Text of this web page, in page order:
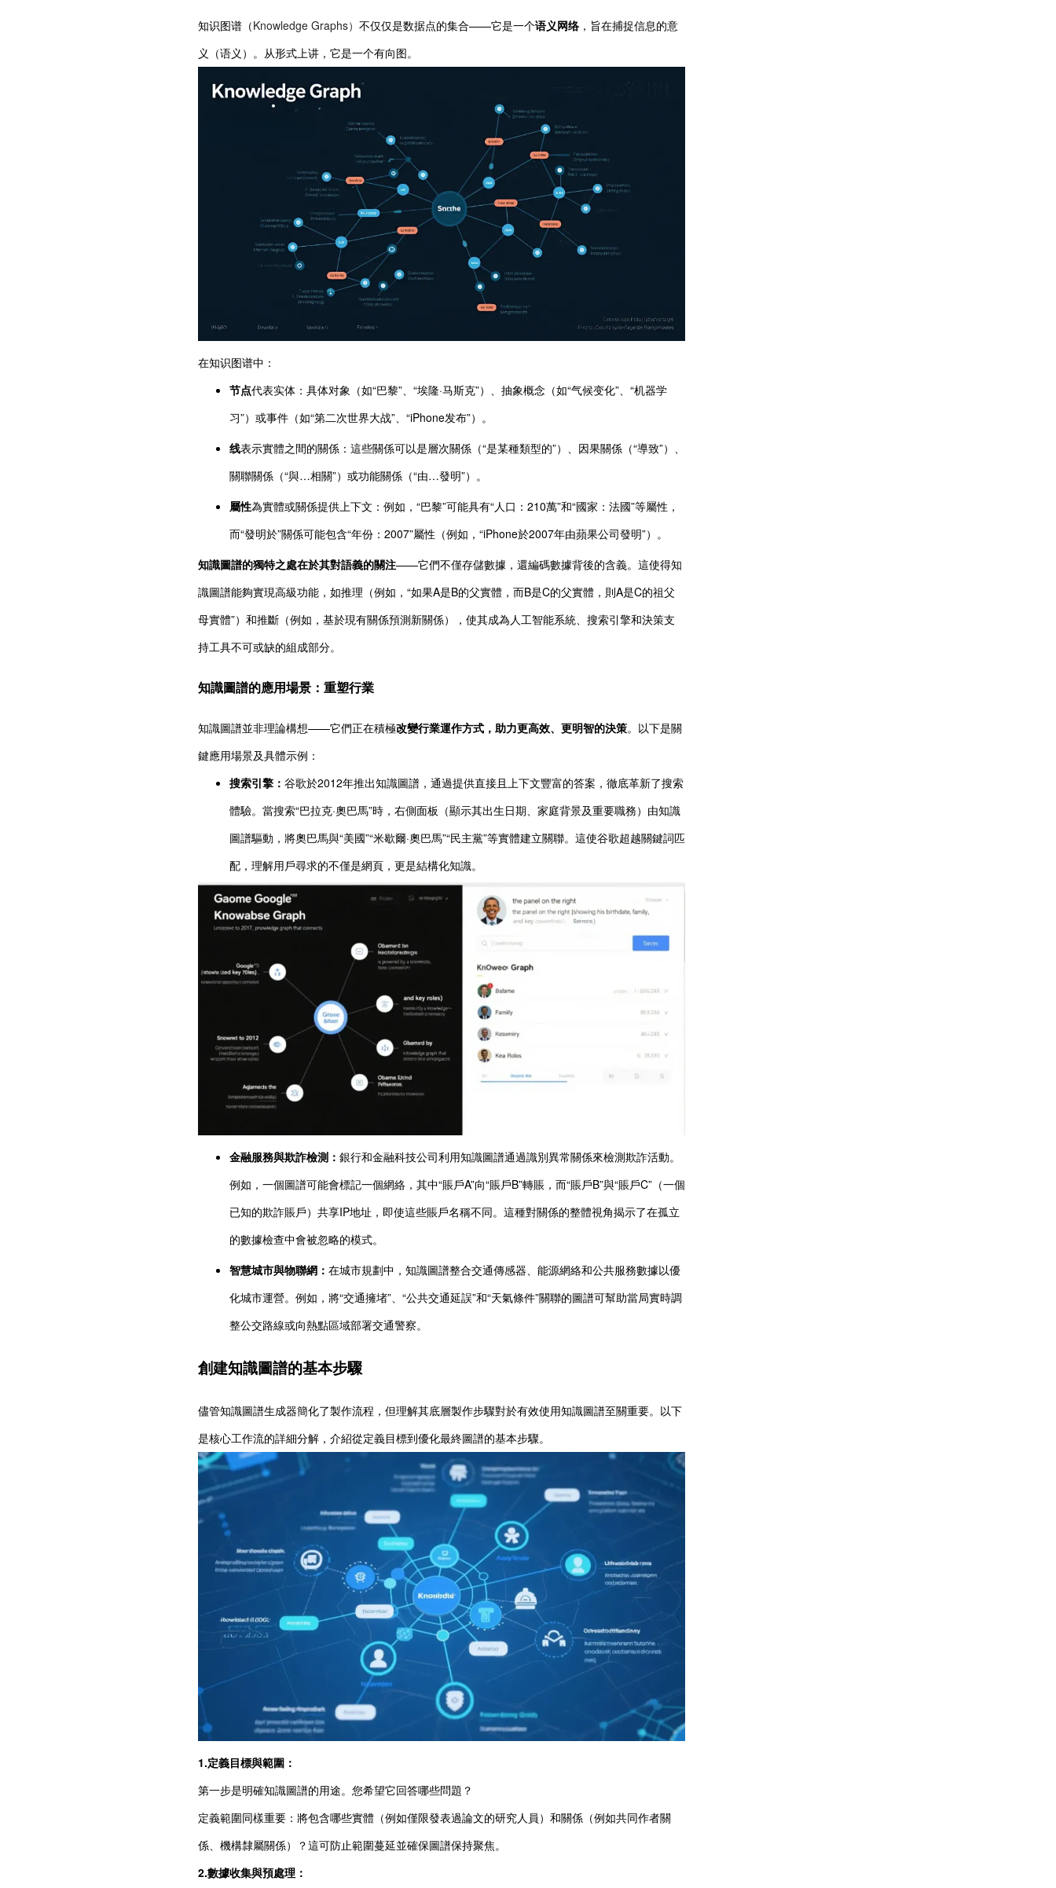
知识图谱（Knowledge Graphs） 不仅仅是数据点的集合——它是一个语义网络 ，旨在捕捉信息的意
义（语义）。从形式上讲，它是一个有向图。
在知识图谱中：
节点代表实体：具体对象（如“巴黎”、“埃隆·马斯克”）、抽象概念（如“气候变化”、“机器学
习”）或事件（如“第二次世界大战”、“iPhone发布”）。
线表示實體之間的關係：這些關係可以是層次關係（“是某種類型的”）、因果關係（“導致”）、
關聯關係（“與…相關”）或功能關係（“由…發明”）。
屬性為實體或關係提供上下文：例如，“巴黎”可能具有“人口：210萬”和“國家：法國”等屬性，
而“發明於”關係可能包含“年份：2007”屬性（例如，“iPhone於2007年由蘋果公司發明”）。
知識圖譜的獨特之處在於其對語義的關注——它們不僅存儲數據，還編碼數據背後的含義。這使得知
識圖譜能夠實現高級功能，如推理（例如，“如果A是B的父實體，而B是C的父實體，則A是C的祖父
母實體”）和推斷（例如，基於現有關係預測新關係），使其成為人工智能系統、搜索引擎和決策支
持工具不可或缺的組成部分。
知識圖譜的應用場景：重塑行業
知識圖譜並非理論構想——它們正在積極改變行業運作方式，助力更高效、更明智的決策。以下是關
鍵應用場景及具體示例：
搜索引擎： 谷歌於2012年推出知識圖譜，通過提供直接且上下文豐富的答案，徹底革新了搜索
體驗。當搜索“巴拉克·奧巴馬”時，右側面板（顯示其出生日期、家庭背景及重要職務）由知識
圖譜驅動，將奧巴馬與“美國”“米歇爾·奧巴馬”“民主黨”等實體建立關聯。這使谷歌超越關鍵詞匹
配，理解用戶尋求的不僅是網頁，更是結構化知識。
金融服務與欺詐檢測： 銀行和金融科技公司利用知識圖譜通過識別異常關係來檢測欺詐活動。
例如，一個圖譜可能會標記一個網絡，其中“賬戶A”向“賬戶B”轉賬，而“賬戶B”與“賬戶C”（一個
已知的欺詐賬戶）共享IP地址，即使這些賬戶名稱不同。這種對關係的整體視角揭示了在孤立
的數據檢查中會被忽略的模式。
智慧城市與物聯網： 在城市規劃中，知識圖譜整合交通傳感器、能源網絡和公共服務數據以優
化城市運營。例如，將“交通擁堵”、“公共交通延誤”和“天氣條件”關聯的圖譜可幫助當局實時調
整公交路線或向熱點區域部署交通警察。
創建知識圖譜的基本步驟
儘管知識圖譜生成器簡化了製作流程，但理解其底層製作步驟對於有效使用知識圖譜至關重要。以下
是核心工作流的詳細分解，介紹從定義目標到優化最終圖譜的基本步驟。
1.定義目標與範圍：
第一步是明確知識圖譜的用途。您希望它回答哪些問題？
定義範圍同樣重要：將包含哪些實體（例如僅限發表過論文的研究人員）和關係（例如共同作者關
係、機構隸屬關係）？這可防止範圍蔓延並確保圖譜保持聚焦。
2.數據收集與預處理：